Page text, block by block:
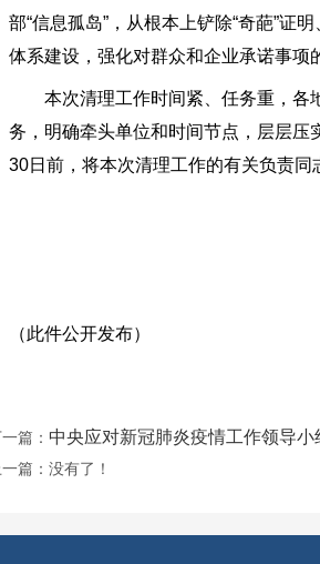
部“信息孤岛”，从根本上铲除“奇葩”证
体系建设，强化对群众和企业承诺事项
本次清理工作时间紧、任务重，各
务，明确牵头单位和时间节点，层层压
30日前，将本次清理工作的有关负责同
（此件公开发布）
篇： 中央应对新冠肺炎疫情工作领导
一篇：没有了！